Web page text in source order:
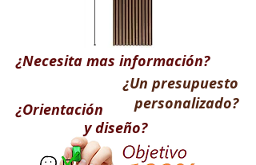
¿Necesita mas información?
¿Un presupuesto
personalizado?
¿Orientación
y diseño?